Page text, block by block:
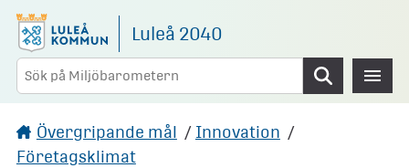
Gå direkt till sidans innehåll
Luleå 2040
Sök
Övergripande mål / Innovation /
Företagsklimat